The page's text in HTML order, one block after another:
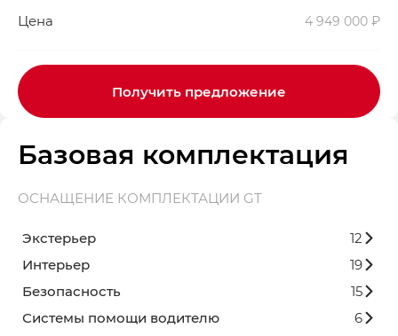
Цена 4 949 000 ₽
Получить предложение
Базовая комплектация
ОСНАЩЕНИЕ КОМПЛЕКТАЦИИ GT
Экстерьер
12
Интерьер
19
Безопасность
15
Системы помощи водителю
6